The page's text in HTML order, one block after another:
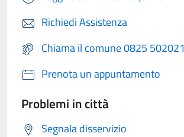
Richiedi Assistenza
Chiama il comune 0825 502021
Prenota un appuntamento
Problemi in città
Segnala disservizio